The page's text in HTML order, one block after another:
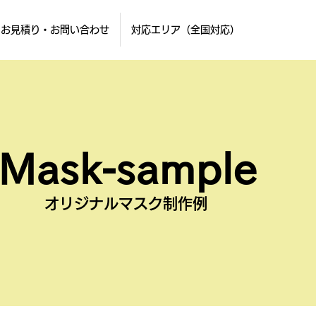
お見積り・お問い合わせ 対応エリア（全国対応）
sample
オリジナルマスク制作例